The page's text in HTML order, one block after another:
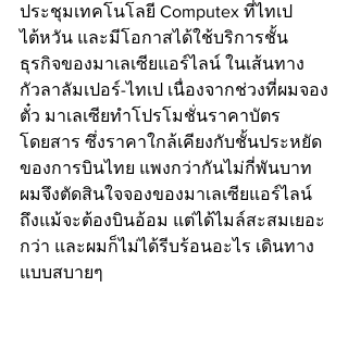
ประชุมเทคโนโลยี Computex ที่ไทเป
ไต้หวัน และมีโอกาสได้ใช้บริการชั้น
ธุรกิจของมาเลเซียแอร์ไลน์ ในเส้นทาง
กัวลาลัมเปอร์-ไทเป เนื่องจากช่วงที่ผมจอง
ตั๋ว มาเลเซียทำโปรโมชั่นราคาบัตร
โดยสาร ซึ่งราคาใกล้เคียงกับชั้นประหยัด
ของการบินไทย แพงกว่ากันไม่กี่พันบาท
ผมจึงตัดสินใจจองของมาเลเซียแอร์ไลน์
ถึงแม้จะต้องบินอ้อม แต่ได้ไมล์สะสมเยอะ
กว่า และผมก็ไม่ได้รีบร้อนอะไร เดินทาง
แบบสบายๆ